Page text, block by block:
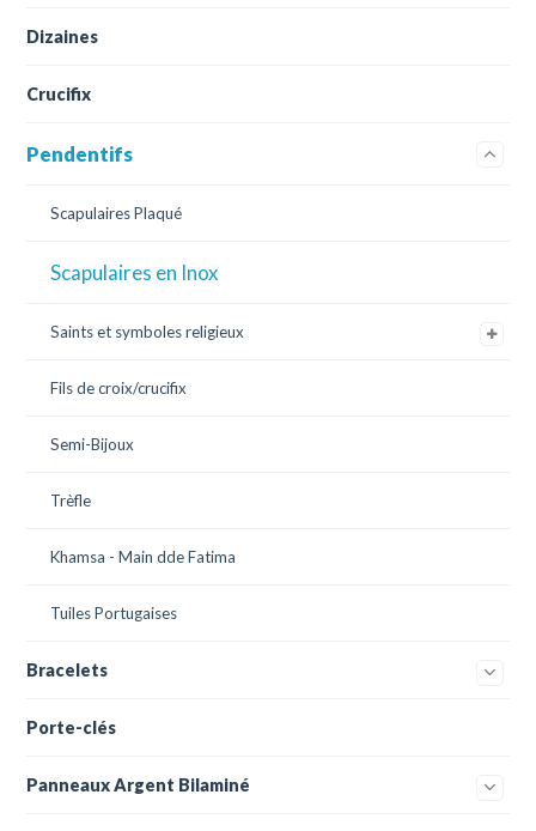
Dizaines
Crucifix
Pendentifs
Scapulaires Plaqué
Scapulaires en Inox
Saints et symboles religieux
Fils de croix/crucifix
Semi-Bijoux
Trèfle
Khamsa - Main dde Fatima
Tuiles Portugaises
Bracelets
Porte-clés
Panneaux Argent Bilaminé